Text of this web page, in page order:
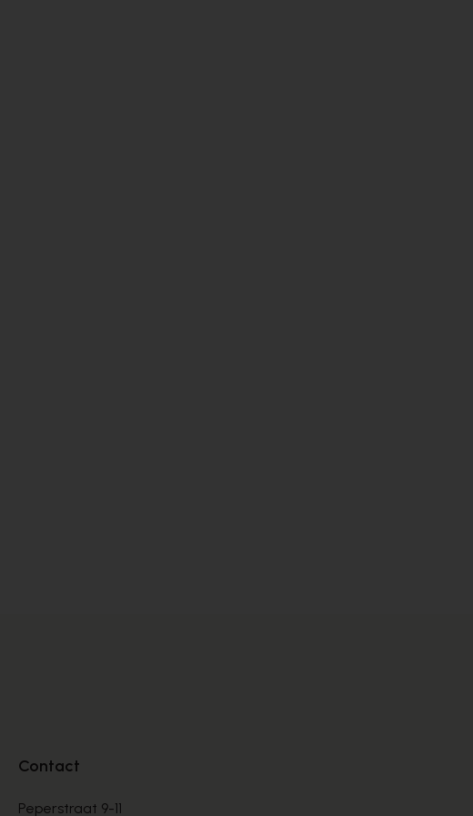
Contact
Peperstraat 9-11